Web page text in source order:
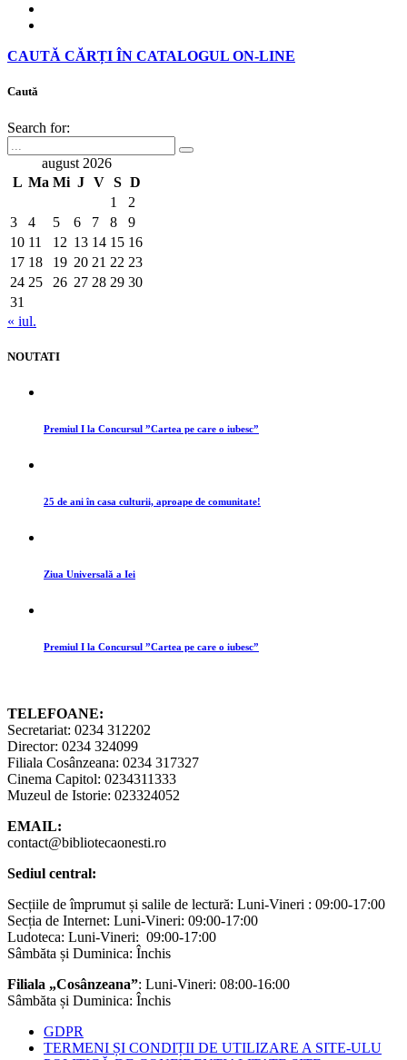
CAUTĂ CĂRȚI ÎN CATALOGUL ON-LINE
Caută
Search for:
august 2026
L Ma Mi J V S D
1
2
3
4 5 6 7 8
9
10 11 12 13 14 15 16
17 18 19 20 21 22 23
24 25 26 27 28 29 30
31
« iul.
NOUTATI
Premiul I la Concursul ”Cartea pe care o iubesc”
25 de ani în casa culturii, aproape de comunitate!
Ziua Universală a Iei
Premiul I la Concursul ”Cartea pe care o iubesc”
TELEFOANE:
Secretariat: 0234 312202
Director: 0234 324099
Filiala Cosânzeana: 0234 317327
Cinema Capitol: 0234311333
Muzeul de Istorie: 023324052
EMAIL:
contact@bibliotecaonesti.ro
Sediul central:
Secțiile de împrumut și salile de lectură: Luni-Vineri : 09:00-17:00
Secția de Internet: Luni-Vineri: 09:00-17:00
Ludoteca: Luni-Vineri: 09:00-17:00
Sâmbăta și Duminica: Închis
Filiala „Cosânzeana”: Luni-Vineri: 08:00-16:00
Sâmbăta și Duminica: Închis
GDPR
TERMENI ȘI CONDIȚII DE UTILIZARE A SITE-ULU